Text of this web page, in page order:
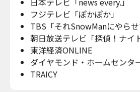
フジテレビ「ぽかぽか」
TBS「それSnowManにやらせ
朝日放送テレビ「探偵！ナイ
東洋経済ONLINE
ダイヤモンド・ホームセンタ
TRAICY